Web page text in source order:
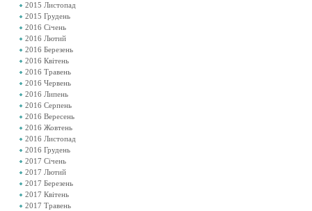
2015 Листопад
2015 Грудень
2016 Січень
2016 Лютий
2016 Березень
2016 Квітень
2016 Травень
2016 Червень
2016 Липень
2016 Серпень
2016 Вересень
2016 Жовтень
2016 Листопад
2016 Грудень
2017 Січень
2017 Лютий
2017 Березень
2017 Квітень
2017 Травень